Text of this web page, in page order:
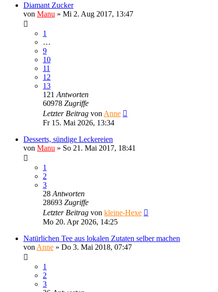
Diamant Zucker
von Manu » Mi 2. Aug 2017, 13:47
1
…
9
10
11
12
13
121 Antworten
60978 Zugriffe
Letzter Beitrag von Anne
Fr 15. Mai 2026, 13:34
Desserts, sündige Leckereien
von Manu » So 21. Mai 2017, 18:41
1
2
3
28 Antworten
28693 Zugriffe
Letzter Beitrag von kleine-Hexe
Mo 20. Apr 2026, 14:25
Natürlichen Tee aus lokalen Zutaten selber machen
von Anne » Do 3. Mai 2018, 07:47
1
2
3